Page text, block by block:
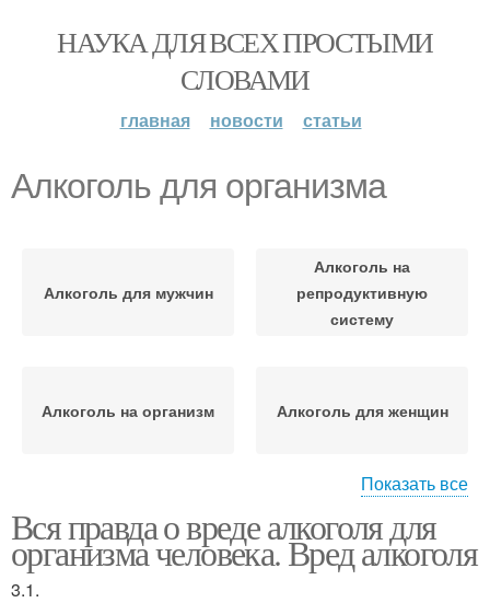
НАУКА ДЛЯ ВСЕХ ПРОСТЫМИ
СЛОВАМИ
главная новости статьи
Алкоголь для организма
Алкоголь для мужчин
Алкоголь на
репродуктивную
систему
Алкоголь на организм Алкоголь для женщин
алкоголя
Алкоголь при
психических
расстройствах
Показать все
Вся правда о вреде алкоголя для
организма человека. Вред алкоголя
3.1.